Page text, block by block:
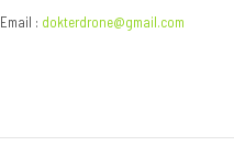
Email : dokterdrone@gmail.com